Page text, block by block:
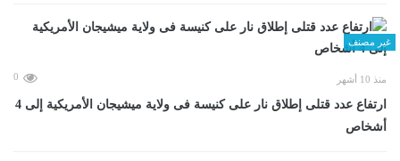
غير مصنف
منذ 10 أشهر 0
ارتفاع عدد قتلى إطلاق نار على كنيسة فى ولاية ميشيجان الأمريكية إلى 4
أشخاص